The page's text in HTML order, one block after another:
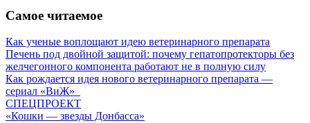
Самое читаемое
Как ученые воплощают идею ветеринарного препарата
Печень под двойной защитой: почему гепатопротекторы без
желчегонного компонента работают не в полную силу
Как рождается идея нового ветеринарного препарата —
сериал «ВиЖ»
СПЕЦПРОЕКТ
«Кошки — звезды Донбасса»